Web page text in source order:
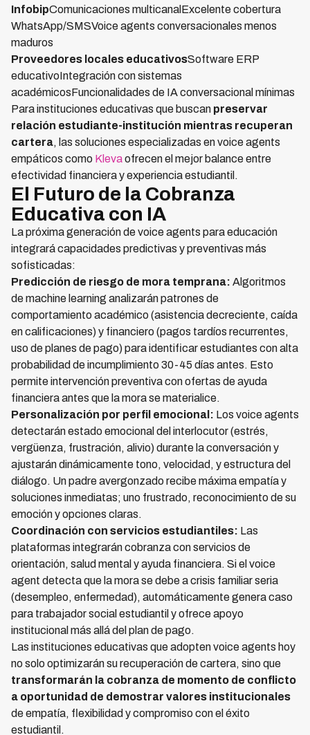
InfobipComunicaciones multicanalExcelente cobertura
WhatsApp/SMSVoice agents conversacionales menos
maduros
Proveedores locales educativosSoftware ERP
educativoIntegración con sistemas
académicosFuncionalidades de IA conversacional mínimas
Para instituciones educativas que buscan preservar
relación estudiante-institución mientras recuperan
cartera, las soluciones especializadas en voice agents
empáticos como Klevaofrecen el mejor balance entre
efectividad financiera y experiencia estudiantil.
El Futuro de la Cobranza
Educativa con IA
La próxima generación de voice agents para educación
integrará capacidades predictivas y preventivas más
sofisticadas:
Predicción de riesgo de mora temprana: Algoritmos
de machine learning analizarán patrones de
comportamiento académico (asistencia decreciente, caída
en calificaciones) y financiero (pagos tardíos recurrentes,
uso de planes de pago) para identificar estudiantes con alta
probabilidad de incumplimiento 30-45 días antes. Esto
permite intervención preventiva con ofertas de ayuda
financiera antes que la mora se materialice.
Personalización por perfil emocional: Los voice agents
detectarán estado emocional del interlocutor (estrés,
vergüenza, frustración, alivio) durante la conversación y
ajustarán dinámicamente tono, velocidad, y estructura del
diálogo. Un padre avergonzado recibe máxima empatía y
soluciones inmediatas; uno frustrado, reconocimiento de su
emoción y opciones claras.
Coordinación con servicios estudiantiles: Las
plataformas integrarán cobranza con servicios de
orientación, salud mental y ayuda financiera. Si el voice
agent detecta que la mora se debe a crisis familiar seria
(desempleo, enfermedad), automáticamente genera caso
para trabajador social estudiantil y ofrece apoyo
institucional más allá del plan de pago.
Las instituciones educativas que adopten voice agents hoy
no solo optimizarán su recuperación de cartera, sino que
transformarán la cobranza de momento de conflicto
a oportunidad de demostrar valores institucionales
de empatía, flexibilidad y compromiso con el éxito
estudiantil.